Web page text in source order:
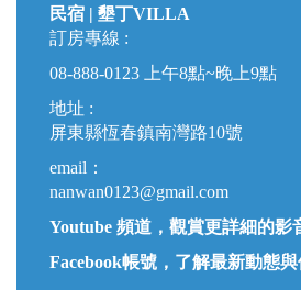
民宿 | 墾丁VILLA
訂房專線 :
08-888-0123 上午8點~晚上9點
地址 :
屏東縣恆春鎮南灣路10號
email：
nanwan0123@gmail.com
Youtube 頻道，觀賞更詳細的影
Facebook帳號，了解最新動態